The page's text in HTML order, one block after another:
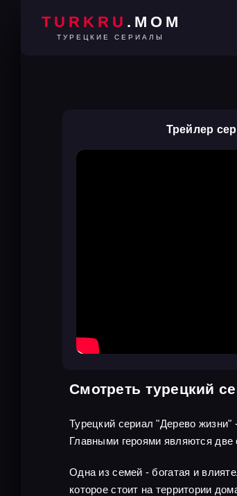
TURKRU .MOM
ТУРЕЦКИЕ СЕРИАЛЫ
Трейлер
Смотреть турецкий
Турецкий сериал "Дерево
Главными героями являются
Одна из семей - богатая и
которое стоит на территории